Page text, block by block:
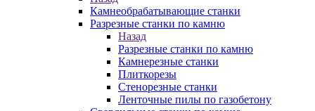
Камнеобрабатывающие станки
Разрезные станки по камню
Назад
Разрезные станки по камню
Камнерезные станки
Плиткорезы
Стенорезные станки
Ленточные пилы по газобетону